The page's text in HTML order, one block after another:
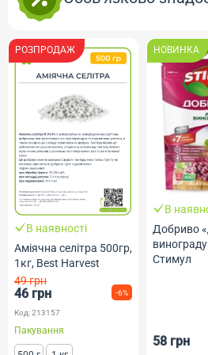
РОЗПРОДАЖ
В наявності
Аміячна селітра 500гр,
1кг, Best Harvest
49 грн
46 грн -6%
Код: 213157
Пакування
НОВИНКА
В
Добриво
Стимул
58 грн